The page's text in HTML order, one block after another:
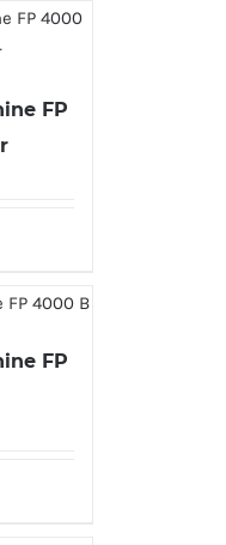
FP
FP